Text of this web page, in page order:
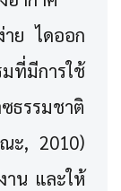
ย ไดออก
ที่มีการใช้
ธรรมชาติ
ะ, 2010)
าน และให้